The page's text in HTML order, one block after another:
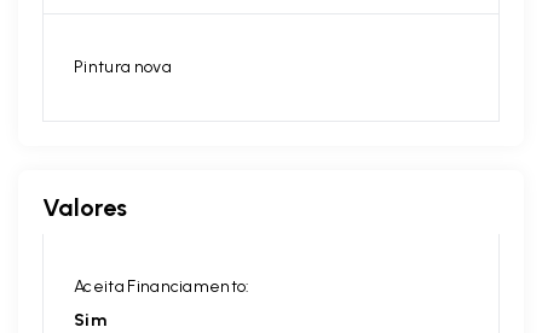
Pintura nova
Valores
Aceita Financiamento:
Sim